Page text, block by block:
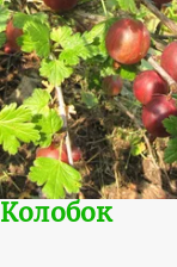
Колобок